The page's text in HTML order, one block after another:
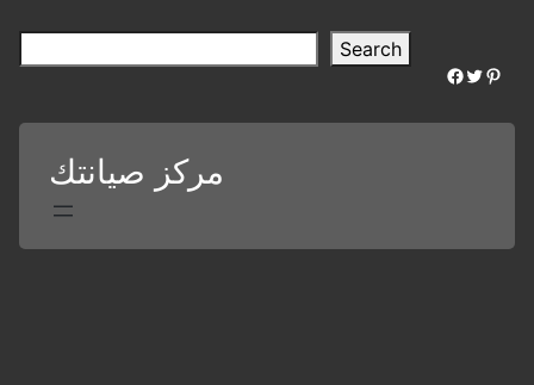
content
e
r
Search
Facebook Twitter Pinterest
مركز صيانتك